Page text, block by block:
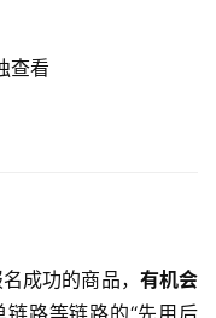
查看
成功的商品， 有机会
路等链路的“先用后